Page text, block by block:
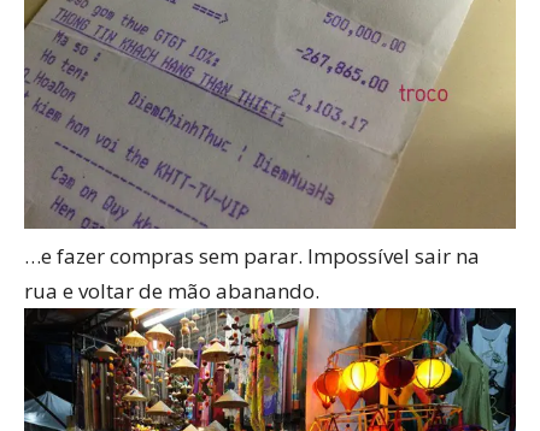
…e fazer compras sem parar. Impossível sair na
rua e voltar de mão abanando.